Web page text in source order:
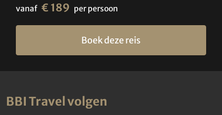
vanaf € 189 per persoon
Boek deze reis
BBI Travel volgen